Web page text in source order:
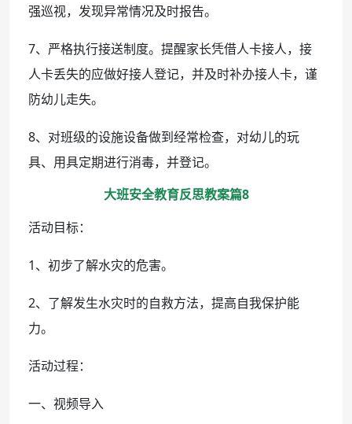
强巡视，发现异常情况及时报告。
7、严格执行接送制度。提醒家长凭借人卡接人，接
人卡丢失的应做好接人登记，并及时补办接人卡，谨
防幼儿走失。
8、对班级的设施设备做到经常检查，对幼儿的玩
具、用具定期进行消毒，并登记。
大班安全教育反思教案篇8
活动目标：
1、初步了解水灾的危害。
2、了解发生水灾时的自救方法，提高自我保护能
力。
活动过程：
一、视频导入